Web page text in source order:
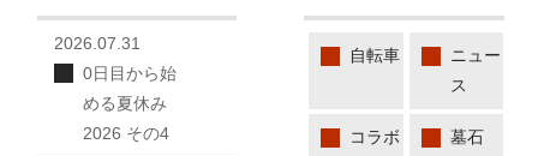
自転車
ニュー
ス
コラボ
墓石
2026.07.31
0日目から始
める夏休み
2026 その4